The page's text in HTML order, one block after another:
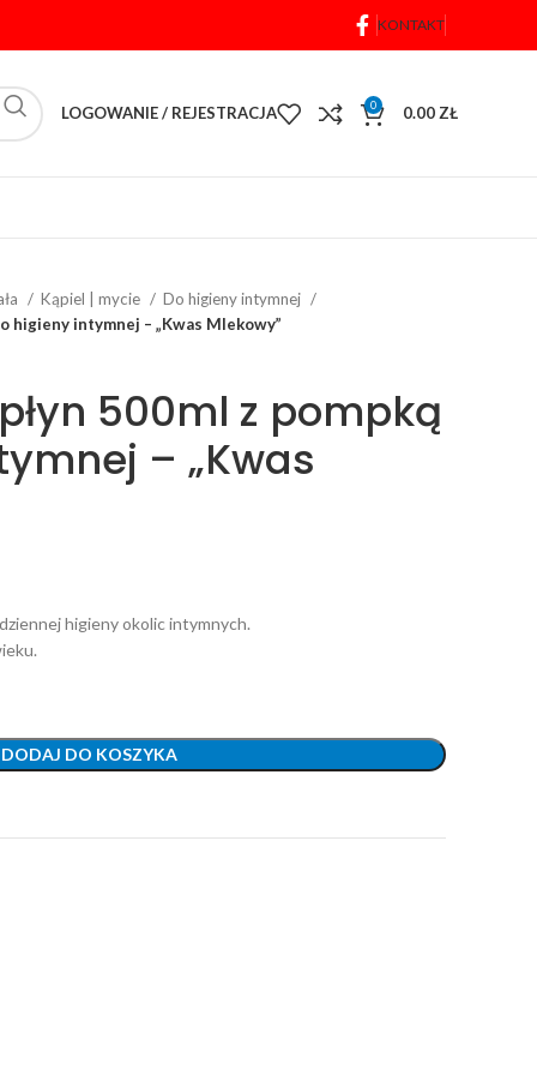
KONTAKT
LOGOWANIE / REJESTRACJA 0 0.00 ZŁ
Kąpiel | mycie
Do higieny intymnej
higieny intymnej – „Kwas Mlekowy”
500ml z pompką
– „Kwas
higieny okolic intymnych.
DODAJ DO KOSZYKA